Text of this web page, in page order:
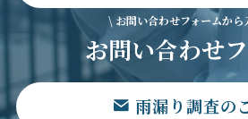
\ お問い合わせフォームから
お問い合わせ
雨漏り調査の